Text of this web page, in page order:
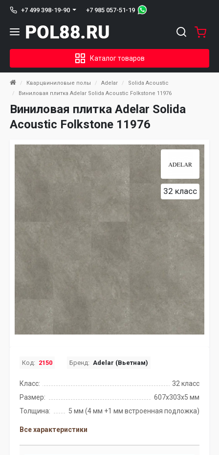
+7 499 398-19-90 +7 985 057-51-19
Каталог товаров
Кварцвиниловые полы Adelar
Solida Acoustic
Виниловая плитка Adelar Solida Acoustic Folkstone 11976
Виниловая плитка Adelar Solida
Acoustic Folkstone 11976
32 класс
Код: 2150 Бренд: Adelar (Вьетнам)
Класс:
32 класс
Размер:
607х303х5 мм
Толщина:
5 мм (4 мм +1 мм встроенная подложка)
Все характеристики